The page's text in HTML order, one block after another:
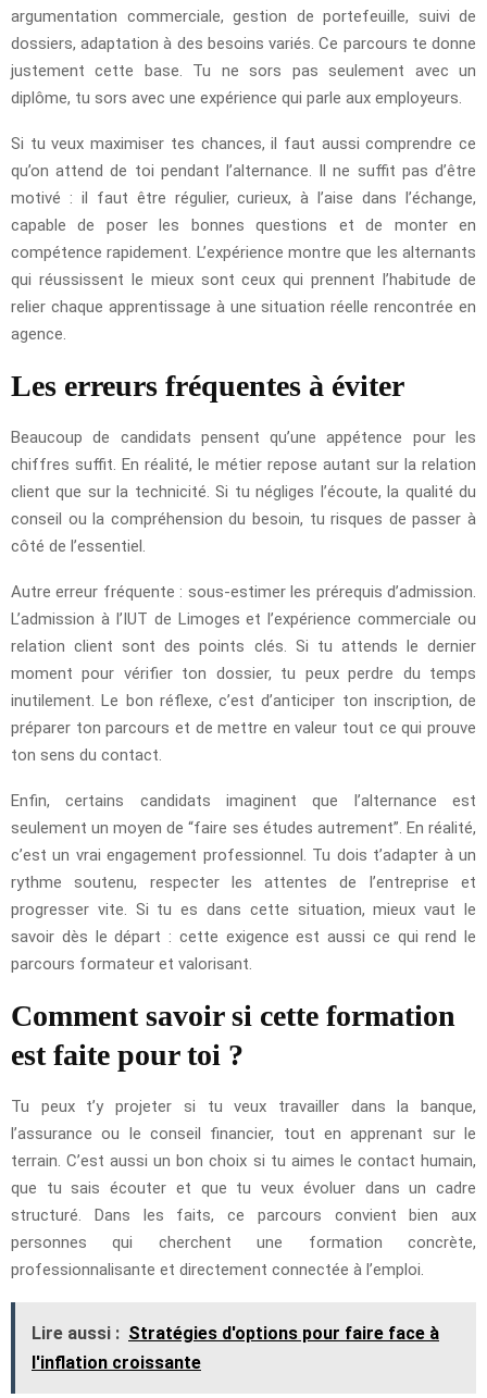
argumentation commerciale, gestion de portefeuille, suivi de
dossiers, adaptation à des besoins variés. Ce parcours te donne
justement cette base. Tu ne sors pas seulement avec un
diplôme, tu sors avec une expérience qui parle aux employeurs.
Si tu veux maximiser tes chances, il faut aussi comprendre ce
qu’on attend de toi pendant l’alternance. Il ne suffit pas d’être
motivé : il faut être régulier, curieux, à l’aise dans l’échange,
capable de poser les bonnes questions et de monter en
compétence rapidement. L’expérience montre que les alternants
qui réussissent le mieux sont ceux qui prennent l’habitude de
relier chaque apprentissage à une situation réelle rencontrée en
agence.
Les erreurs fréquentes à éviter
Beaucoup de candidats pensent qu’une appétence pour les
chiffres suffit. En réalité, le métier repose autant sur la relation
client que sur la technicité. Si tu négliges l’écoute, la qualité du
conseil ou la compréhension du besoin, tu risques de passer à
côté de l’essentiel.
Autre erreur fréquente : sous-estimer les prérequis d’admission.
L’admission à l’IUT de Limoges et l’expérience commerciale ou
relation client sont des points clés. Si tu attends le dernier
moment pour vérifier ton dossier, tu peux perdre du temps
inutilement. Le bon réflexe, c’est d’anticiper ton inscription, de
préparer ton parcours et de mettre en valeur tout ce qui prouve
ton sens du contact.
Enfin, certains candidats imaginent que l’alternance est
seulement un moyen de “faire ses études autrement”. En réalité,
c’est un vrai engagement professionnel. Tu dois t’adapter à un
rythme soutenu, respecter les attentes de l’entreprise et
progresser vite. Si tu es dans cette situation, mieux vaut le
savoir dès le départ : cette exigence est aussi ce qui rend le
parcours formateur et valorisant.
Comment savoir si cette formation
est faite pour toi ?
Tu peux t’y projeter si tu veux travailler dans la banque,
l’assurance ou le conseil financier, tout en apprenant sur le
terrain. C’est aussi un bon choix si tu aimes le contact humain,
que tu sais écouter et que tu veux évoluer dans un cadre
structuré. Dans les faits, ce parcours convient bien aux
personnes qui cherchent une formation concrète,
professionnalisante et directement connectée à l’emploi.
Lire aussi : Stratégies d'options pour faire face à
l'inflation croissante